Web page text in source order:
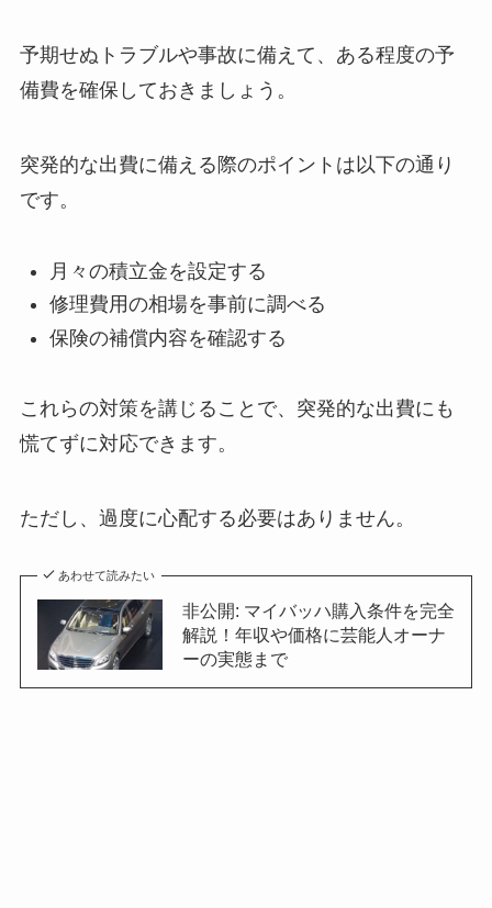
予期せぬトラブルや事故に備えて、ある程度の予
備費を確保しておきましょう。
突発的な出費に備える際のポイントは以下の通り
です。
月々の積立金を設定する
修理費用の相場を事前に調べる
保険の補償内容を確認する
これらの対策を講じることで、突発的な出費にも
慌てずに対応できます。
ただし、過度に心配する必要はありません。
あわせて読みたい
非公開: マイバッハ購入条件を完全
解説！年収や価格に芸能人オーナ
ーの実態まで